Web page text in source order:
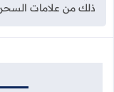
ذلك من علامات